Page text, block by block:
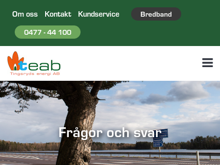
Om oss Kontakt Kundservice
Bredband
0477 - 44 100
Frågor och svar